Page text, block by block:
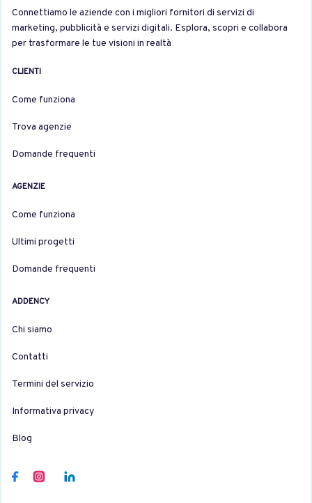
Connettiamo le aziende con i migliori fornitori di servizi di
marketing, pubblicità e servizi digitali. Esplora, scopri e collabora
per trasformare le tue visioni in realtà
CLIENTI
Come funziona
Trova agenzie
Domande frequenti
AGENZIE
Come funziona
Ultimi progetti
Domande frequenti
ADDENCY
Chi siamo
Contatti
Termini del servizio
Informativa privacy
Blog